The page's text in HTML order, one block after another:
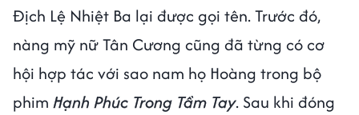
Địch Lệ Nhiệt Ba lại được gọi tên. Trước đó,
nàng mỹ nữ Tân Cương cũng đã từng có cơ
hội hợp tác với sao nam họ Hoàng trong bộ
phim Hạnh Phúc Trong Tầm Tay. Sau khi đóng